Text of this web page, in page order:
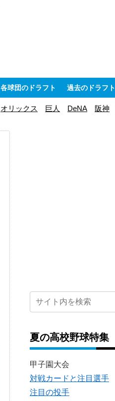
各球団のドラフト 過去のドラフト
オリックス 巨人 DeNA 阪神
夏の高校野球特集
甲子園大会
対戦カードと注目選手
注目の投手